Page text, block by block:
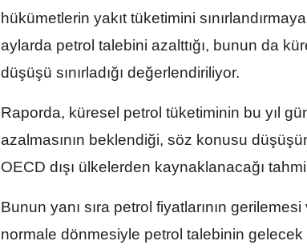
hükümetlerin yakıt tüketimini
aylarda petrol talebini azalttığı, bunun da
düşüşü sınırladığı değerlendiriliyor.
Raporda, küresel petrol tüketiminin bu yıl
azalmasının beklendiği, söz konusu
OECD dışı ülkelerden kaynaklanacağı
Bunun yanı sıra petrol fiyatlarının
normale dönmesiyle petrol talebinin gelecek